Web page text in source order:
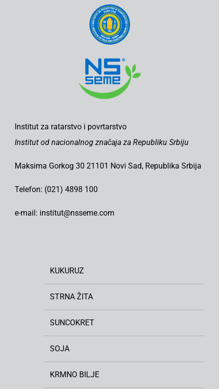
Institut za ratarstvo i povrtarstvo
Institut od nacionalnog značaja za Republiku Srbiju
Maksima Gorkog 30 21101 Novi Sad, Republika Srbija
Telefon: (021) 4898 100
e-mail: institut@nsseme.com
KUKURUZ
STRNA ŽITA
SUNCOKRET
SOJA
KRMNO BILJE